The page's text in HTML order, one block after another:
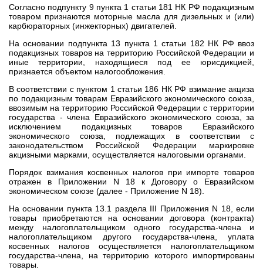
Согласно подпункту 9 пункта 1 статьи 181 НК РФ подакцизным
товаром признаются моторные масла для дизельных и (или)
карбюраторных (инжекторных) двигателей.
На основании подпункта 13 пункта 1 статьи 182 НК РФ ввоз
подакцизных товаров на территорию Российской Федерации и
иные территории, находящиеся под ее юрисдикцией,
признается объектом налогообложения.
В соответствии с пунктом 1 статьи 186 НК РФ взимание акциза
по подакцизным товарам Евразийского экономического союза,
ввозимым на территорию Российской Федерации с территории
государства - члена Евразийского экономического союза, за
исключением подакцизных товаров Евразийского
экономического союза, подлежащих в соответствии с
законодательством Российской Федерации маркировке
акцизными марками, осуществляется налоговыми органами.
Порядок взимания косвенных налогов при импорте товаров
отражен в Приложении N 18 к Договору о Евразийском
экономическом союзе (далее - Приложение N 18).
На основании пункта 13.1 раздела III Приложения N 18, если
товары приобретаются на основании договора (контракта)
между налогоплательщиком одного государства-члена и
налогоплательщиком другого государства-члена, уплата
косвенных налогов осуществляется налогоплательщиком
государства-члена, на территорию которого импортированы
товары.